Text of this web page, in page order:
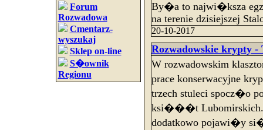
Forum
Rozwadowa
Cmentarz-
wyszukaj
Sklep on-line
S�ownik
Regionu
By�a to najwi�ksza
na terenie dzisiejszej
20-10-2017
Rozwadowskie krypty -
W rozwadowskim
prace konserwacyjne
trzech stuleci spocz�o
ksi���t Lubomirskich.
dodatkowo pojawi�y